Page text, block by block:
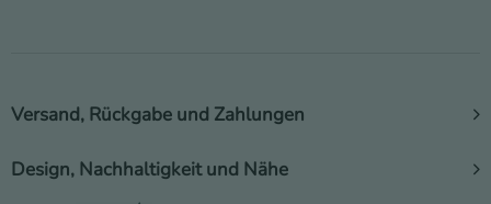
Versand, Rückgabe und Zahlungen
Design, Nachhaltigkeit und Nähe